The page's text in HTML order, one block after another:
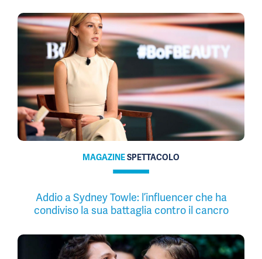
MAGAZINESPETTACOLO
Addio a Sydney Towle: l’influencer che ha
condiviso la sua battaglia contro il cancro